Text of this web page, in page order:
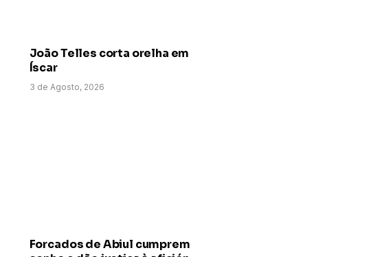
João Telles corta orelha em
Íscar
3 de Agosto, 2026
Forcados de Abiul cumprem